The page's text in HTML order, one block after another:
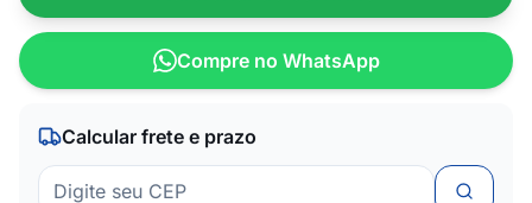
Compre no WhatsApp
Calcular frete e prazo